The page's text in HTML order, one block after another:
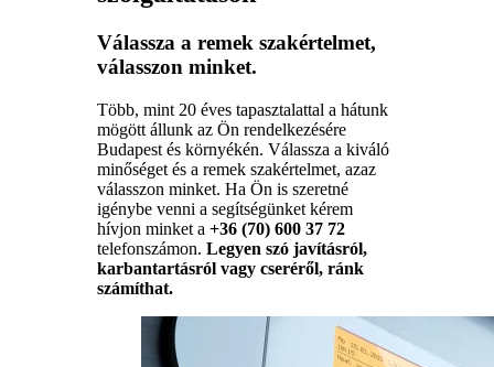
Válassza a remek szakértelmet,
válasszon minket.
Több, mint 20 éves tapasztalattal a hátunk
mögött állunk az Ön rendelkezésére
Budapest és környékén. Válassza a kiváló
minőséget és a remek szakértelmet, azaz
válasszon minket. Ha Ön is szeretné
igénybe venni a segítségünket kérem
hívjon minket a +36 (70) 600 37 72
telefonszámon. Legyen szó javításról,
karbantartásról vagy cseréről, ránk
számíthat.